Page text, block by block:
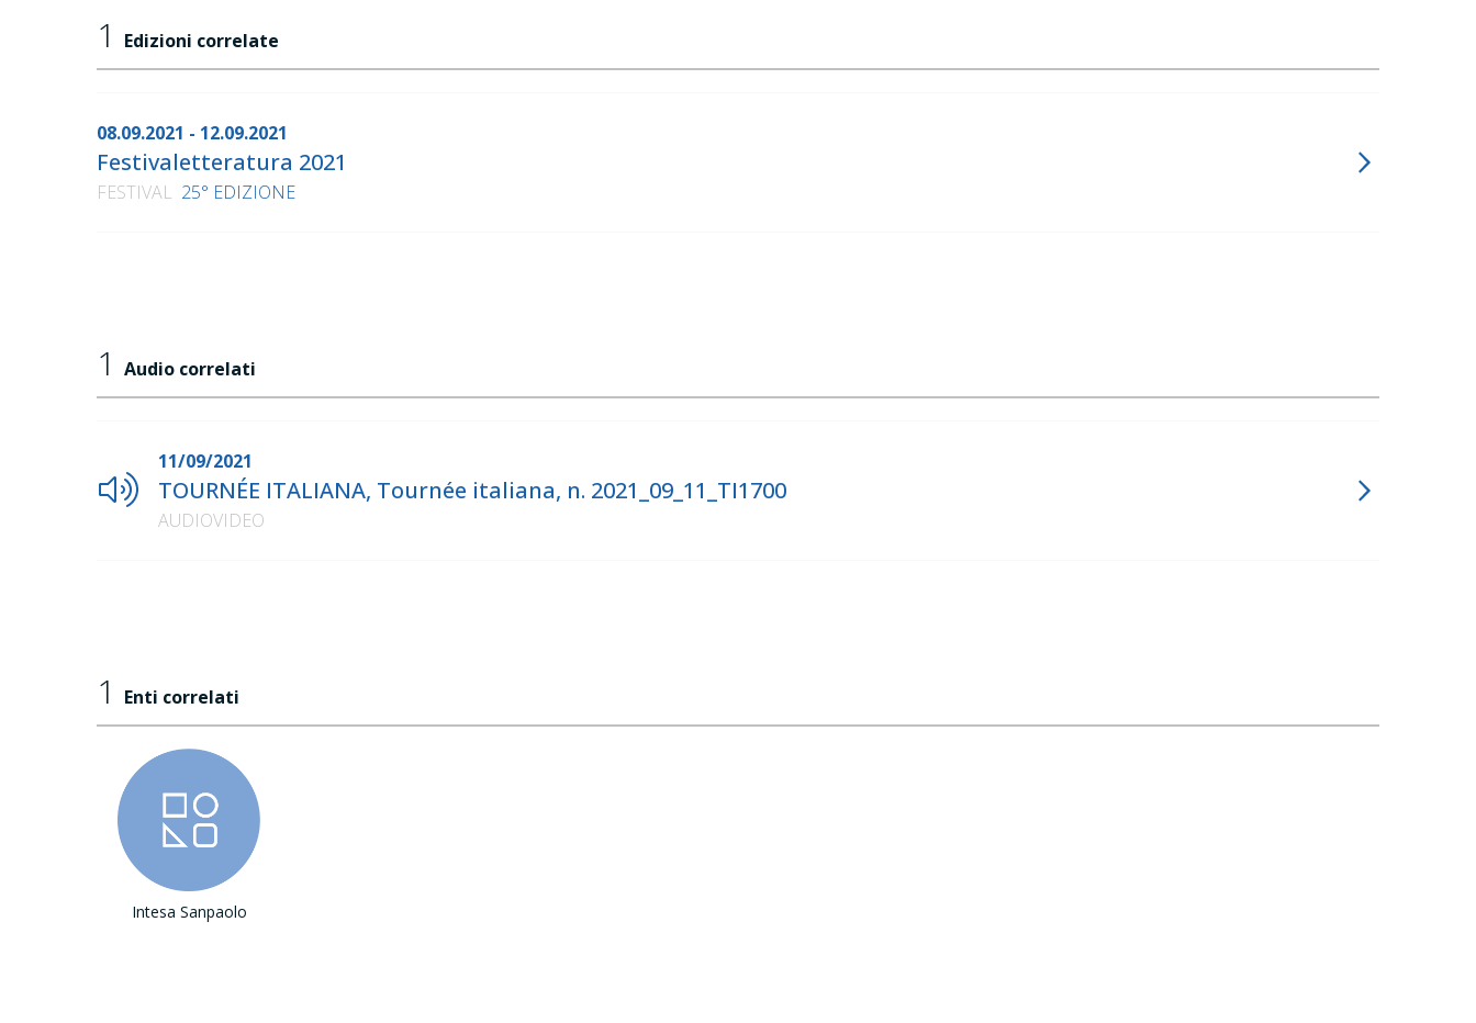
1 Edizioni correlate
08.09.2021 - 12.09.2021
Festivaletteratura 2021
FESTIVAL 25° EDIZIONE
1 Audio correlati
11/09/2021
TOURNÉE ITALIANA, Tournée italiana, n. 2021_09_11_TI1700
AUDIOVIDEO
1 Enti correlati
Intesa Sanpaolo